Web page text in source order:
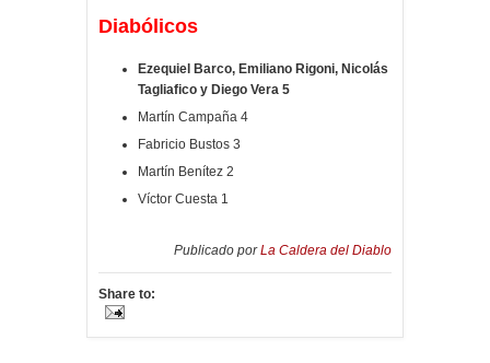
Diabólicos
Ezequiel Barco, Emiliano Rigoni, Nicolás
Tagliafico y Diego Vera 5
Martín Campaña 4
Fabricio Bustos 3
Martín Benítez 2
Víctor Cuesta 1
Publicado porLa Caldera del Diablo
Share to: